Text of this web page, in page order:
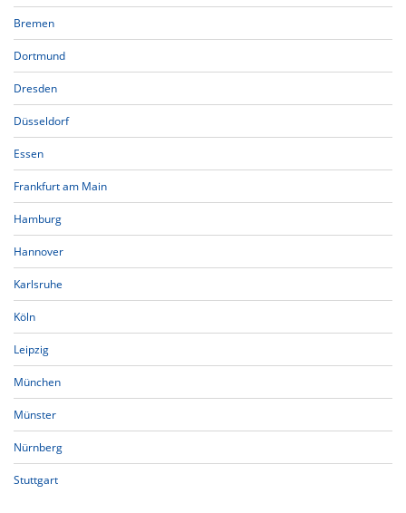
Bremen
Dortmund
Dresden
Düsseldorf
Essen
Frankfurt am Main
Hamburg
Hannover
Karlsruhe
Köln
Leipzig
München
Münster
Nürnberg
Stuttgart